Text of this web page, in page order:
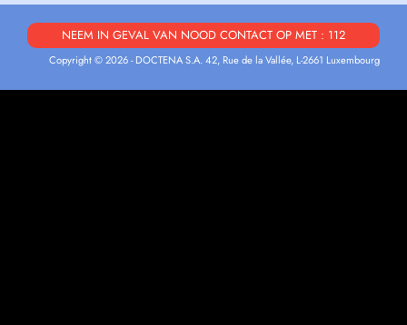
NEEM IN GEVAL VAN NOOD CONTACT OP MET : 112
Copyright © 2026 - DOCTENA S.A. 42, Rue de la Vallée, L-2661 Luxembourg